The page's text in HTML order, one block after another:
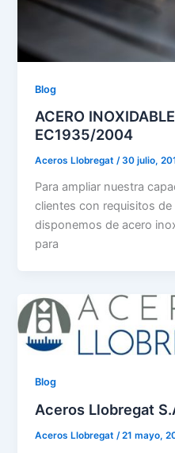
Blog
ACERO
EC1935/2004
Aceros Llobregat/30 julio,
Para ampliar nuestra
clientes con requisitos
disponemos de acero
para
Blog
Aceros Llobregat
Aceros Llobregat/21 mayo,